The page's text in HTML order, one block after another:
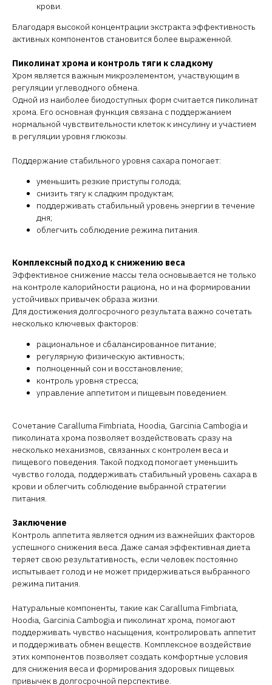
крови.
Благодаря высокой концентрации экстракта эффективность
активных компонентов становится более выраженной.
Пиколинат хрома и контроль тяги к сладкому
Хром является важным микроэлементом, участвующим в
регуляции углеводного обмена.
Одной из наиболее биодоступных форм считается пиколинат
хрома. Его основная функция связана с поддержанием
нормальной чувствительности клеток к инсулину и участием
в регуляции уровня глюкозы.
Поддержание стабильного уровня сахара помогает:
уменьшить резкие приступы голода;
снизить тягу к сладким продуктам;
поддерживать стабильный уровень энергии в течение
дня;
облегчить соблюдение режима питания.
Комплексный подход к снижению веса
Эффективное снижение массы тела основывается не только
на контроле калорийности рациона, но и на формировании
устойчивых привычек образа жизни.
Для достижения долгосрочного результата важно сочетать
несколько ключевых факторов:
рациональное и сбалансированное питание;
регулярную физическую активность;
полноценный сон и восстановление;
контроль уровня стресса;
управление аппетитом и пищевым поведением.
Сочетание Caralluma Fimbriata, Hoodia, Garcinia Cambogia и
пиколината хрома позволяет воздействовать сразу на
несколько механизмов, связанных с контролем веса и
пищевого поведения. Такой подход помогает уменьшить
чувство голода, поддерживать стабильный уровень сахара в
крови и облегчить соблюдение выбранной стратегии
питания.
Заключение
Контроль аппетита является одним из важнейших факторов
успешного снижения веса. Даже самая эффективная диета
теряет свою результативность, если человек постоянно
испытывает голод и не может придерживаться выбранного
режима питания.
Натуральные компоненты, такие как Caralluma Fimbriata,
Hoodia, Garcinia Cambogia и пиколинат хрома, помогают
поддерживать чувство насыщения, контролировать аппетит
и поддерживать обмен веществ. Комплексное воздействие
этих компонентов позволяет создать комфортные условия
для снижения веса и формирования здоровых пищевых
привычек в долгосрочной перспективе.